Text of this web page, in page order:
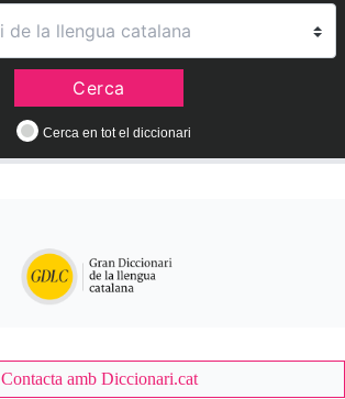
Cerca
Cerca en tot el diccionari
Contacta amb Diccionari.cat